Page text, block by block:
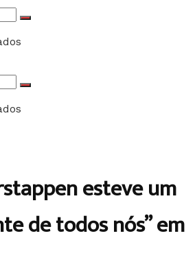
esteve um
de todos nós” em